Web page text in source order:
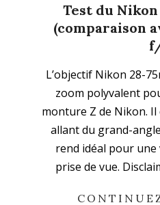
Test du
(comparaison
10-
L’objectif Nikon 28-
zoom polyvalent
monture Z de Nikon.
allant du grand-
rend idéal pour
prise de vue.